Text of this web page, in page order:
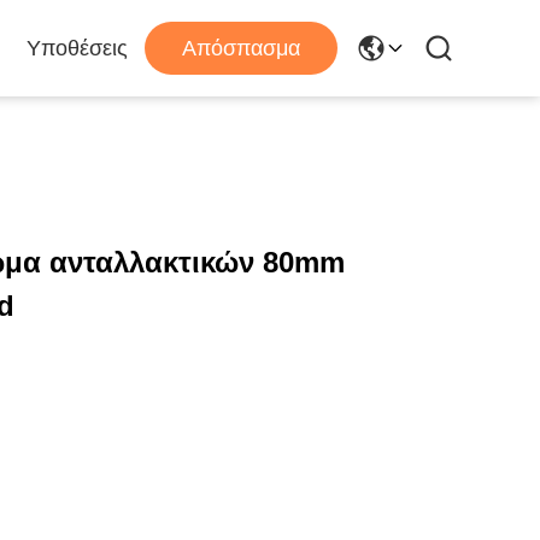
Υποθέσεις Απόσπασμα
ανταλλακτικών 80mm